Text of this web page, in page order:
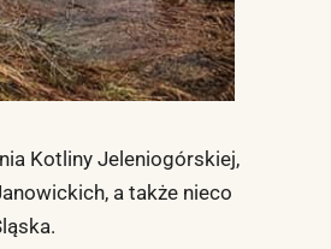
Kotliny Jeleniogórskiej,
a także nieco